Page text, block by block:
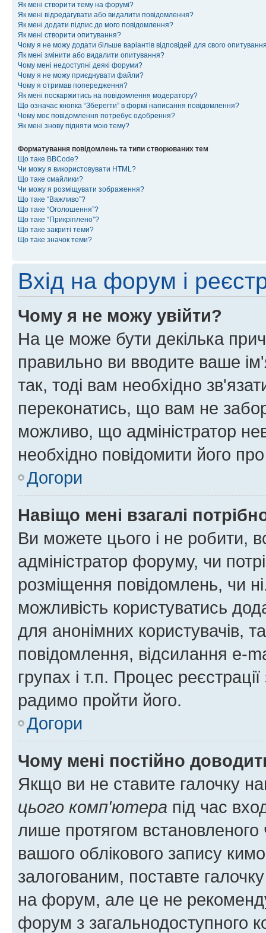
Як мені створити тему на форумі?
Як мені відредагувати або видалити повідомлення?
Як мені додати підпис до мого повідомлення?
Як мені створити опитування?
Чому я не можу додати більше варіантів відповідей для свого
Як мені змінити або видалити опитування?
Чому мені недоступні деякі форуми?
Чому я не можу приєднувати файли?
Чому я отримав попередження?
Як мені поскаржитись на повідомлення модератору?
Що означає кнопка “Зберегти” в формі написання повідомлення?
Чому моє повідомлення потребує одобрення?
Як мені знову підняти мою тему?
Форматування повідомлень та типи створюваних тем
Що таке BBCode?
Чи можу я використовувати HTML?
Що таке смайлики?
Чи можу я розміщувати зображення?
Що таке “Важливо”?
Що таке “Оголошення”?
Що таке “Прикріплено”?
Що таке закриті теми?
Що таке значок теми?
Вхід на форум і
Чому я не можу увійти?
На це може бути декілька
правильно ви вводите ваше
так, тоді вам необхідно
переконатись, що вам не
можливо, що адміністратор
необхідно повідомити його
Догори
Навіщо мені взагалі
Ви можете цього і не робити,
адміністратор форуму, чи
розміщення повідомлень, чи
можливість користуватись
для анонімних користувачів,
повідомлення, відсилання e-
групах і т.п. Процес
радимо пройти його.
Догори
Чому мені постійно
Якщо ви не ставите галочку
цього комп'ютера під час
лише протягом встановленого
вашого облікового запису
залогованим, поставте
на форум, але це не
форум з загальнодоступного